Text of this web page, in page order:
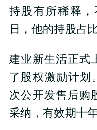
持股有所稀释
日，他的持股占
建业新生活正式
了股权激励计划
次公开发售后购
采纳，有效期十年